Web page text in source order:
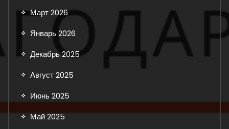
Март 2026
Январь 2026
Декабрь 2025
Август 2025
Июнь 2025
Май 2025